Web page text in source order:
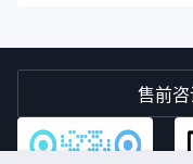
售前